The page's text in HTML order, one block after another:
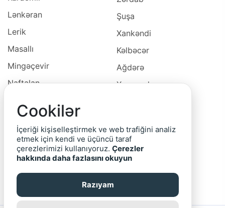
Lənkəran
Lerik
Masallı
Mingəçevir
Naftalan
Neftçala
Oğuz
Ordubad
Şuşa
Xankəndi
Kəlbəcər
Ağdərə
Xocavəd
Cəbrayıl
Qubadlı
Cookilər
İçeriği kişiselleştirmek ve web trafiğini analiz
etmek için kendi ve üçüncü taraf
çerezlerimizi kullanıyoruz. Çerezler
hakkında daha fazlasını okuyun
Razıyam